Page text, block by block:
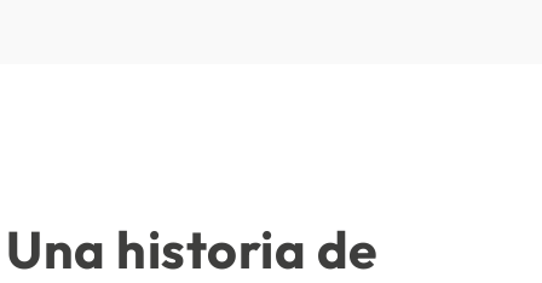
Una historia de